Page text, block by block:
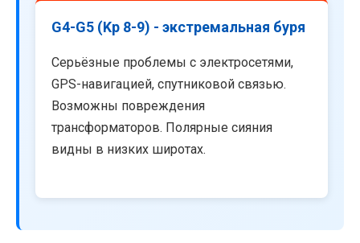
G4-G5 (Kp 8-9) - экстремальная буря
Серьёзные проблемы с электросетями,
GPS-навигацией, спутниковой связью.
Возможны повреждения
трансформаторов. Полярные сияния
видны в низких широтах.